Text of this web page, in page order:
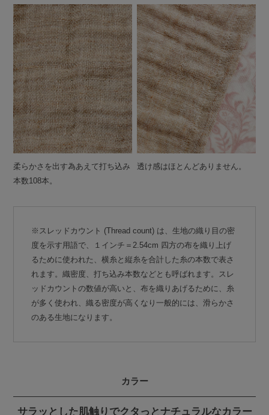
柔らかさを出す為あえて打ち込み
本数108本。
透け感はほとんどありません。
※スレッドカウント (Thread count) は、生地の織り目の密
度を示す用語で、１インチ＝2.54cm 四方の布を織り上げ
るために使われた、横糸と縦糸を合計した糸の本数で表さ
れます。織密度、打ち込み本数などとも呼ばれます。スレ
ッドカウントの数値が高いと、布を織りあげるために、糸
が多く使われ、織る密度が高くなり一般的には、滑らかさ
のある生地になります。
カラー
サラッとした肌触りでクタっとナチュラルなカラー